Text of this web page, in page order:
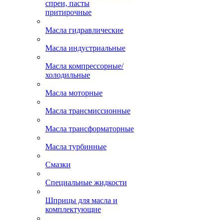
спреи, пасты
притирочные
Масла гидравлические
Масла индустриальные
Масла компрессорные/
холодильные
Масла моторные
Масла трансмиссионные
Масла трансформаторные
Масла турбинные
Смазки
Специальные жидкости
Шприцы для масла и
комплектующие